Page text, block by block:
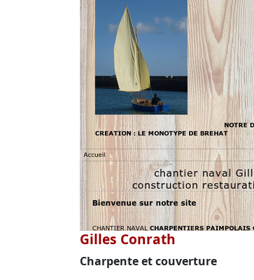
Gilles Conrath
Charpente et couverture